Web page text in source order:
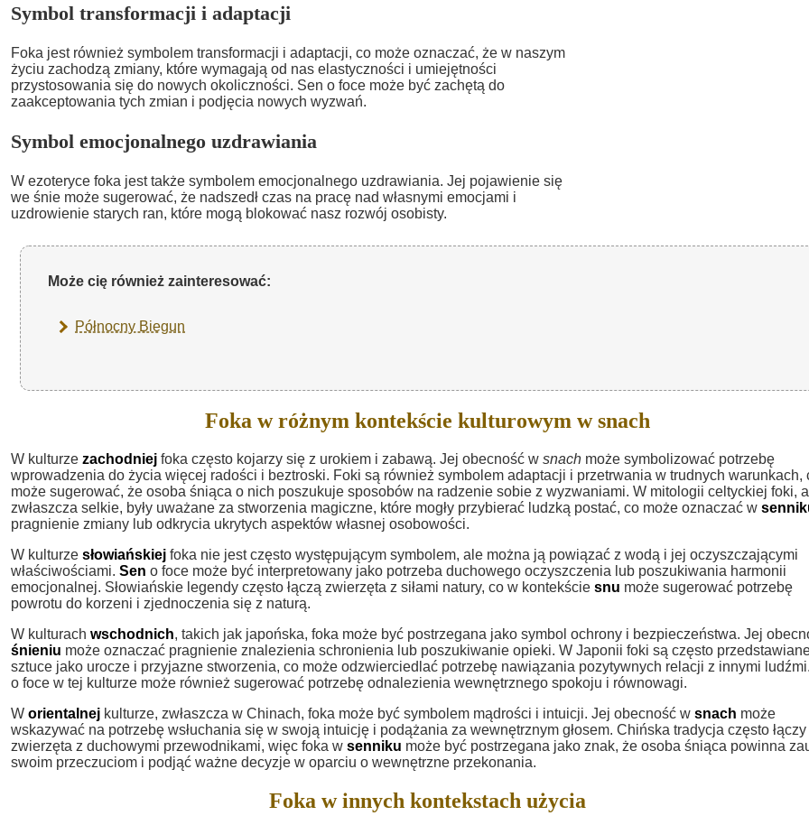
Symbol transformacji i adaptacji
Foka jest również symbolem transformacji i adaptacji, co może oznaczać, że w naszym
życiu zachodzą zmiany, które wymagają od nas elastyczności i umiejętności
przystosowania się do nowych okoliczności. Sen o foce może być zachętą do
zaakceptowania tych zmian i podjęcia nowych wyzwań.
Symbol emocjonalnego uzdrawiania
W ezoteryce foka jest także symbolem emocjonalnego uzdrawiania. Jej pojawienie się
we śnie może sugerować, że nadszedł czas na pracę nad własnymi emocjami i
uzdrowienie starych ran, które mogą blokować nasz rozwój osobisty.
Może cię również zainteresować:
Północny Biegun
Foka w różnym kontekście kulturowym w snach
W kulturze zachodniej foka często kojarzy się z urokiem i zabawą. Jej obecność w snach może symbolizować potrzebę
wprowadzenia do życia więcej radości i beztroski. Foki są również symbolem adaptacji i przetrwania w trudnych warunkach,
może sugerować, że osoba śniąca o nich poszukuje sposobów na radzenie sobie z wyzwaniami. W mitologii celtyckiej foki, a
zwłaszcza selkie, były uważane za stworzenia magiczne, które mogły przybierać ludzką postać, co może oznaczać w
pragnienie zmiany lub odkrycia ukrytych aspektów własnej osobowości.
W kulturze słowiańskiej foka nie jest często występującym symbolem, ale można ją powiązać z wodą i jej oczyszczającymi
właściwościami. Sen o foce może być interpretowany jako potrzeba duchowego oczyszczenia lub poszukiwania harmonii
emocjonalnej. Słowiańskie legendy często łączą zwierzęta z siłami natury, co w kontekście snu może sugerować potrzebę
powrotu do korzeni i zjednoczenia się z naturą.
W kulturach wschodnich, takich jak japońska, foka może być postrzegana jako symbol ochrony i bezpieczeństwa. Jej
śnieniu może oznaczać pragnienie znalezienia schronienia lub poszukiwanie opieki. W Japonii foki są często
sztuce jako urocze i przyjazne stworzenia, co może odzwierciedlać potrzebę nawiązania pozytywnych relacji z innymi
o foce w tej kulturze może również sugerować potrzebę odnalezienia wewnętrznego spokoju i równowagi.
W orientalnej kulturze, zwłaszcza w Chinach, foka może być symbolem mądrości i intuicji. Jej obecność w snach może
wskazywać na potrzebę wsłuchania się w swoją intuicję i podążania za wewnętrznym głosem. Chińska tradycja często łączy
zwierzęta z duchowymi przewodnikami, więc foka w senniku może być postrzegana jako znak, że osoba śniąca powinna
swoim przeczuciom i podjąć ważne decyzje w oparciu o wewnętrzne przekonania.
Foka w innych kontekstach użycia